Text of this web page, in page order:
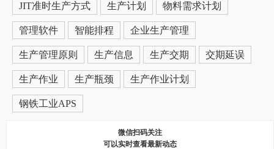
JIT准时生产方式 生产计划 物料需求计划
管理软件 智能排程 企业生产管理
生产管理原则 生产信息 生产交期 交期延误
生产作业 生产瓶颈 生产作业计划
钢铁工业APS
微信扫码关注
可以实时查看最新动态